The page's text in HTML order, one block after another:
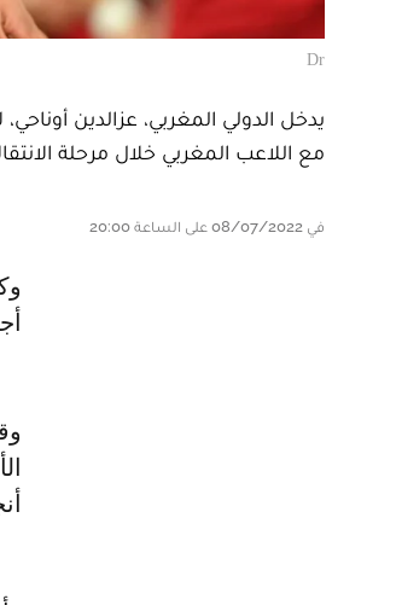
Dr
يدخل الدولي المغربي، عزالدين
مع اللاعب المغربي خلال مرحلة
في 08/07/2022 على الساعة 20:00
وكشفت تقارير فرنسية أن إدارة ليل دخلت في مفاوضات مع نظيرتها أنجيه، من